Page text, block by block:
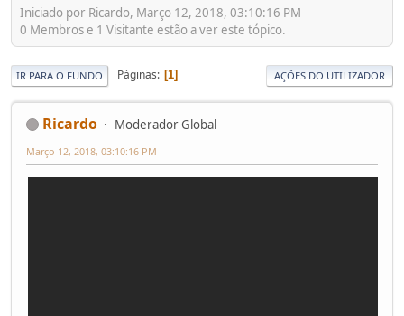
Iniciado por Ricardo, Março 12, 2018, 03:10:16 PM
0 Membros e 1 Visitante estão a ver este tópico.
IR PARA O FUNDO Páginas 1 AÇÕES DO UTILIZADOR
Ricardo Moderador Global
Março 12, 2018, 03:10:16 PM